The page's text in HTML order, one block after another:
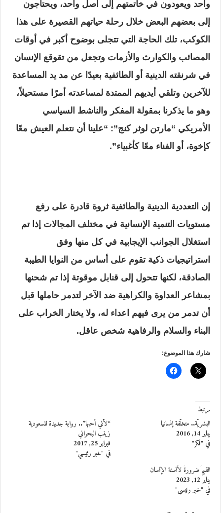
واحد ويعودون في خاتمتهم إلى أصل واحد، ويحتاجون
إلى بعضهم البعض خلال رحلة حياتهم القصيرة على هذا
الكوكب، تلك الحاجة التي تتجلى بوضوح أكبر في أوقات
المصائب والكوارث والأزمات وتجعل من تقوقع الإنسان
في شرنقته الدينية أو الطائفية بعيدًا عن مد يد المساعدة
للآخرين وتلقي أيديهم الممتدة لمساعدته أمرًا مستحيلاً،
وهو ما يذكرنا بمقولة المفكر والناشط السياسي
الأمريكي “مارتن لوثر كنج”: “علينا أن نتعلم العيش معًا
كإخوة، أو الفناء معًا كأغبياء”.
إن التعددية الدينية والطائفية ثروة قادرة على رفع
مستويات التنمية الإنسانية في مختلف المجالات إذا تم
استغلال الجوانب الإيجابية في كل منها وفق
استراتيجيات ذكية تقوم على أساس من النوايا الطيبة
الصادقة، لكنها تتحول إلى قنابل موقوتة إذا تم شحنها
بمشاعر العداوة والكراهية ضد الآخر لتدمر حاملها قبل
أن تدمر من يرى فيهم اعداء له، ولا يختار الخراب على
البناء والسلام والرفاهية شخص عاقل.
شارك هذا الموضوع:
مرتبط
البشريَّة.. متخلّفة إنسانياًً
يناير 14, 2016
في "فكر"
“لأني أحبها”.. رواية جديدة للسعودية
زينب البحراني
فبراير 25, 2017
في "خبر رئيسي"
القيمُ ضرورةٌ لأنسنة الإنسان
يناير 12, 2023
في "خبر رئيسي"